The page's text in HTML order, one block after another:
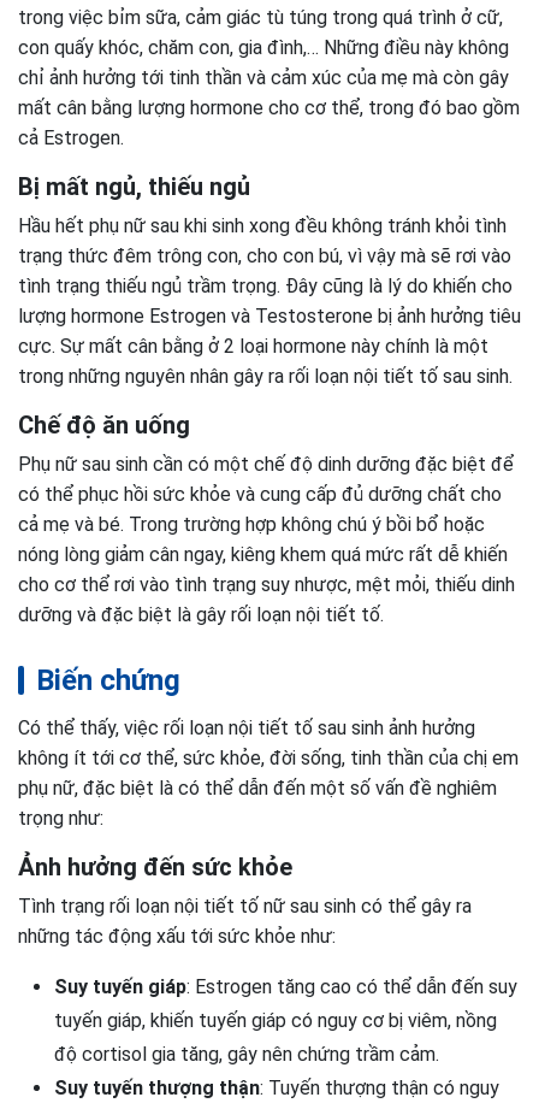
trong việc bỉm sữa, cảm giác tù túng trong quá trình ở cữ,
con quấy khóc, chăm con, gia đình,… Những điều này không
chỉ ảnh hưởng tới tinh thần và cảm xúc của mẹ mà còn gây
mất cân bằng lượng hormone cho cơ thể, trong đó bao gồm
cả Estrogen.
Bị mất ngủ, thiếu ngủ
Hầu hết phụ nữ sau khi sinh xong đều không tránh khỏi tình
trạng thức đêm trông con, cho con bú, vì vậy mà sẽ rơi vào
tình trạng thiếu ngủ trầm trọng. Đây cũng là lý do khiến cho
lượng hormone Estrogen và Testosterone bị ảnh hưởng tiêu
cực. Sự mất cân bằng ở 2 loại hormone này chính là một
trong những nguyên nhân gây ra rối loạn nội tiết tố sau sinh.
Chế độ ăn uống
Phụ nữ sau sinh cần có một chế độ dinh dưỡng đặc biệt để
có thể phục hồi sức khỏe và cung cấp đủ dưỡng chất cho
cả mẹ và bé. Trong trường hợp không chú ý bồi bổ hoặc
nóng lòng giảm cân ngay, kiêng khem quá mức rất dễ khiến
cho cơ thể rơi vào tình trạng suy nhược, mệt mỏi, thiếu dinh
dưỡng và đặc biệt là gây rối loạn nội tiết tố.
Biến chứng
Có thể thấy, việc rối loạn nội tiết tố sau sinh ảnh hưởng
không ít tới cơ thể, sức khỏe, đời sống, tinh thần của chị em
phụ nữ, đặc biệt là có thể dẫn đến một số vấn đề nghiêm
trọng như:
Ảnh hưởng đến sức khỏe
Tình trạng rối loạn nội tiết tố nữ sau sinh có thể gây ra
những tác động xấu tới sức khỏe như:
Suy tuyến giáp: Estrogen tăng cao có thể dẫn đến suy
tuyến giáp, khiến tuyến giáp có nguy cơ bị viêm, nồng
độ cortisol gia tăng, gây nên chứng trầm cảm.
Suy tuyến thượng thận: Tuyến thượng thận có nguy